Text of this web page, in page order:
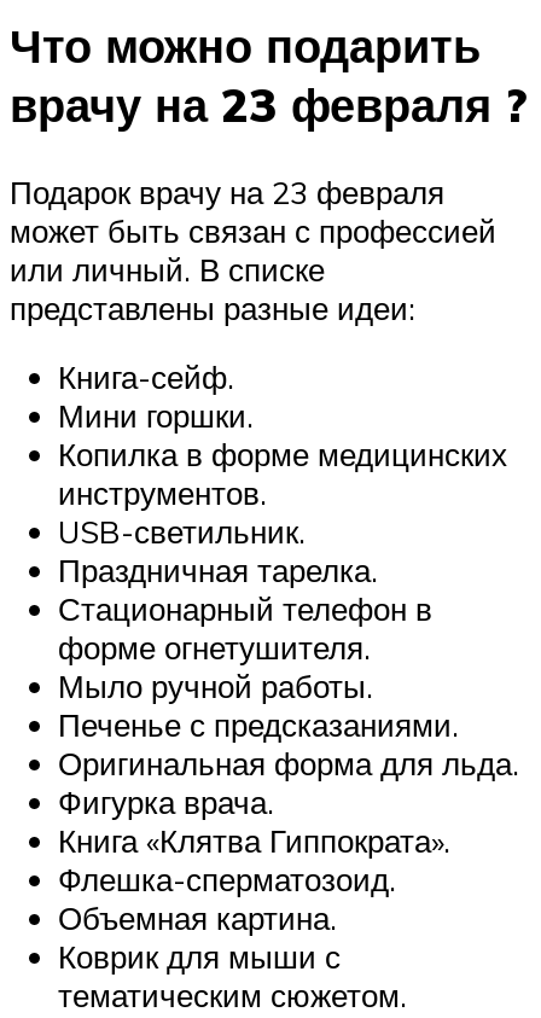
Что можно подарить
врачу на 23 февраля ?
Подарок врачу на 23 февраля
может быть связан с профессией
или личный. В списке
представлены разные идеи:
Книга-сейф.
Мини горшки.
Копилка в форме медицинских
инструментов.
USB-светильник.
Праздничная тарелка.
Стационарный телефон в
форме огнетушителя.
Мыло ручной работы.
Печенье с предсказаниями.
Оригинальная форма для льда.
Фигурка врача.
Книга «Клятва Гиппократа».
Флешка-сперматозоид.
Объемная картина.
Коврик для мыши с
тематическим сюжетом.